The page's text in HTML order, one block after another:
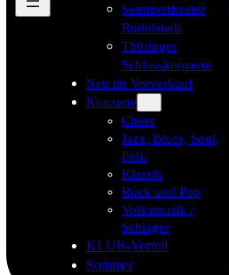
Sommertheater
Rudolstadt
Thüringer
Schlosskonzerte
Neu im Vorverkauf
Konzerte
Chöre
Jazz, Blues, Soul,
Folk
Klassik
Rock und Pop
Volksmusik /
Schlager
KLUB-Vorteil
Sommer